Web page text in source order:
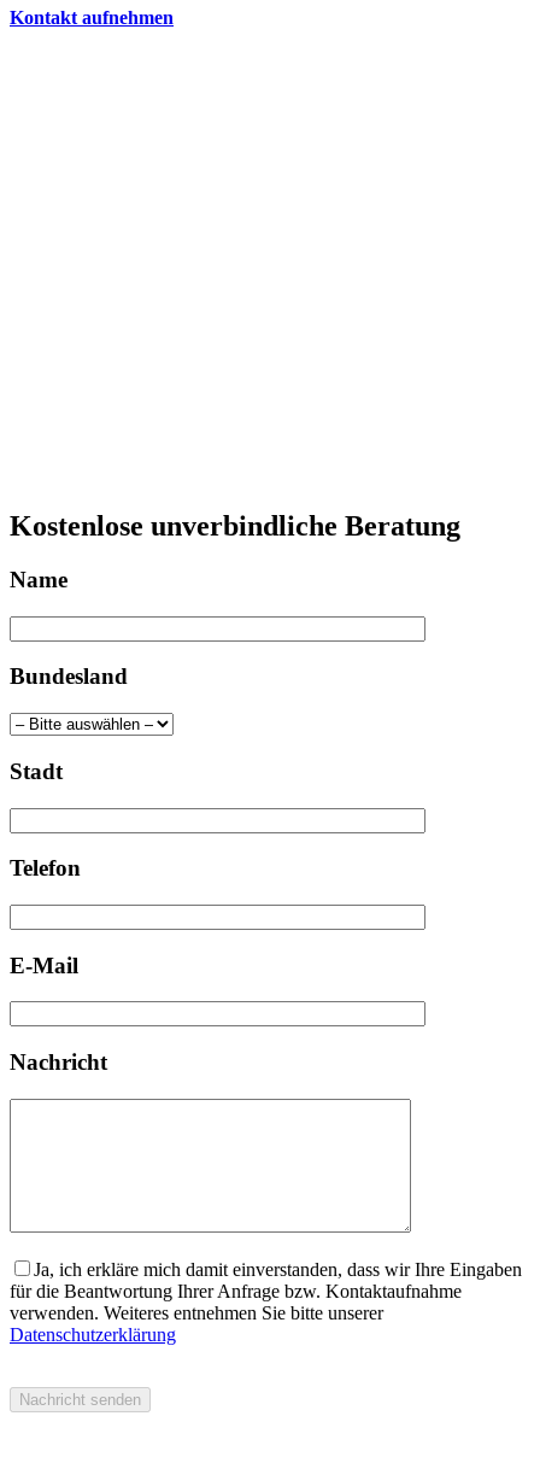
Kontakt aufnehmen
Kostenlose unverbindliche Beratung
Name
Bundesland
Stadt
Telefon
E-Mail
Nachricht
Ja, ich erkläre mich damit einverstanden, dass wir Ihre Eingaben
für die Beantwortung Ihrer Anfrage bzw. Kontaktaufnahme
verwenden. Weiteres entnehmen Sie bitte unserer
Datenschutzerklärung